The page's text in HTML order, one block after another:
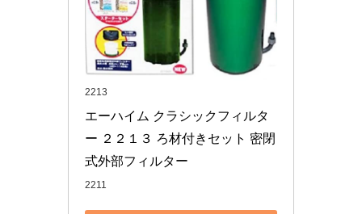
2213
エーハイム クラシックフィルタ
ー ２２１３ ろ材付きセット 密閉
式外部フィルター
2211